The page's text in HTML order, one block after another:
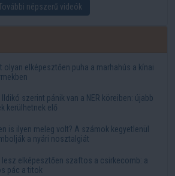
népszerű videók
olyan elképesztően puha a marhahús a kínai
Ildikó szerint pánik van a NER köreiben: újabb
kerülhetnek elő
is ilyen meleg volt? A számok kegyetlenül
a nyári nosztalgiát
lesz elképesztően szaftos a csirkecomb: a
pác a titok